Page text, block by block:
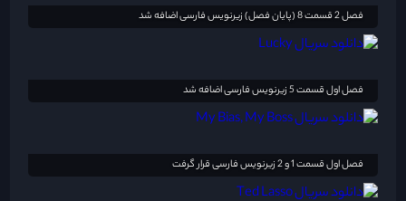
فصل 2 قسمت 8 (پایان فصل) زیرنویس فارسی اضافه شد
فصل اول قسمت 5 زیرنویس فارسی اضافه شد
فصل اول قسمت 1 و 2 زیرنویس فارسی قرار گرفت